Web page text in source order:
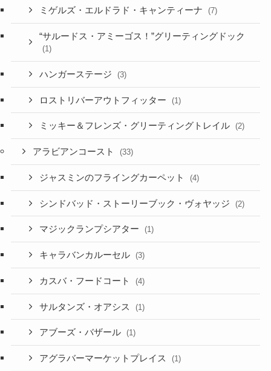
ミゲルズ・エルドラド・キャンティーナ (7)
“サルードス・アミーゴス！”グリーティングドック
(1)
ハンガーステージ (3)
ロストリバーアウトフィッター (1)
ミッキー＆フレンズ・グリーティングトレイル (2)
アラビアンコースト (33)
ジャスミンのフライングカーペット (4)
シンドバッド・ストーリーブック・ヴォヤッジ (2)
マジックランプシアター (1)
キャラバンカルーセル (3)
カスバ・フードコート (4)
サルタンズ・オアシス (1)
アブーズ・バザール (1)
アグラバーマーケットプレイス (1)